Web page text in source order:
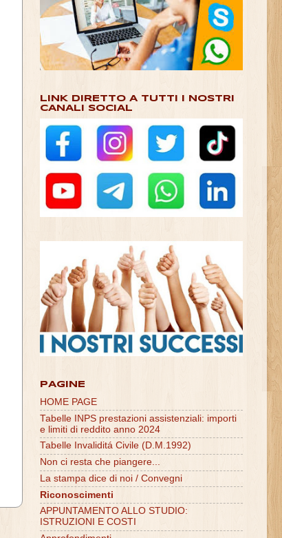
LINK DIRETTO A TUTTI I NOSTRI
CANALI SOCIAL
PAGINE
HOME PAGE
Tabelle INPS prestazioni assistenziali: importi
e limiti di reddito anno 2024
Tabelle Invaliditá Civile (D.M.1992)
Non ci resta che piangere...
La stampa dice di noi / Convegni
Riconoscimenti
APPUNTAMENTO ALLO STUDIO:
ISTRUZIONI E COSTI